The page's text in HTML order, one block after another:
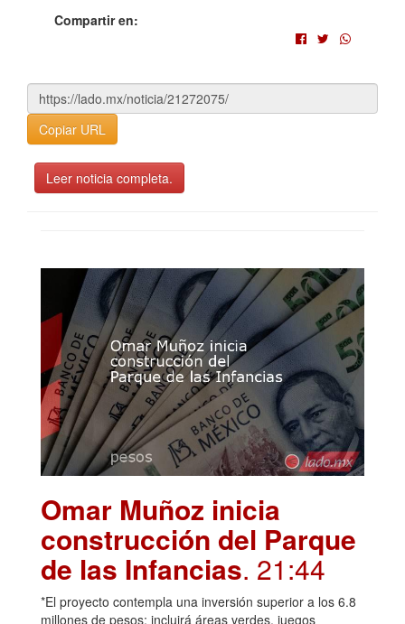
Compartir en:
Copiar URL
Leer noticia completa.
Omar Muñoz inicia
construcción del Parque
de las Infancias. 21:44
*El proyecto contempla una inversión superior a los 6.8
millones de pesos; incluirá áreas verdes, juegos